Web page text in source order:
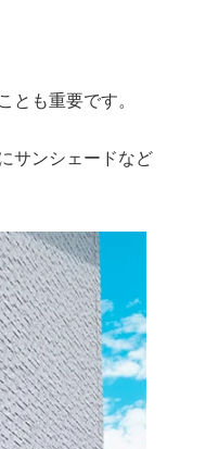
とも重要です。
サンシェードなど